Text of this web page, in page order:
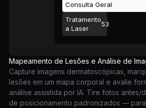
Consulta Geral
Tratamento
a Laser
53
Mapeamento de Lesões e Análise de
Capture imagens dermatoscópicas,
lesões em um mapa corporal e avalie
análise assistida por IA. Tire fotos antes/
de posicionamento padronizados —